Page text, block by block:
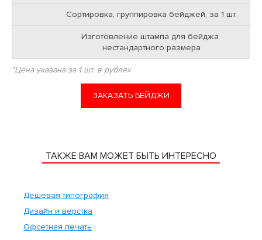
скачать
подробные требования
Стоимость доставки
Наименование
Доставка пешим курьером
Доставка автотранспортом
Срочная доставка
Срочная
(МО)
Сортировка, группировка бейджей, за 1 шт.
Изготовление штампа для бейджа
нестандартного размера
*Цена указана за 1 шт. в рублях
ЗАКАЗАТЬ БЕЙДЖИ
ТАКЖЕ ВАМ МОЖЕТ БЫТЬ ИНТЕРЕСНО
Дешевая типография
Дизайн и верстка
Офсетная печать